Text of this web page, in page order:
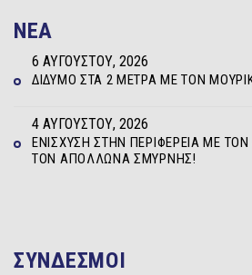
NEA
ΔΊΔΥΜΟ ΣΤΑ 2 ΜΈΤΡΑ ΜΕ ΤΟΝ
6 ΑΥΓΟΎΣΤΟΥ, 2026
ΕΝΊΣΧΥΣΗ ΣΤΗΝ ΠΕΡΙΦΈΡΕΙΑ ΜΕ
ΤΟΝ ΑΠΌΛΛΩΝΑ ΣΜΎΡΝΗΣ!
4 ΑΥΓΟΎΣΤΟΥ, 2026
ΣΥΝΔΕΣΜΟΙ